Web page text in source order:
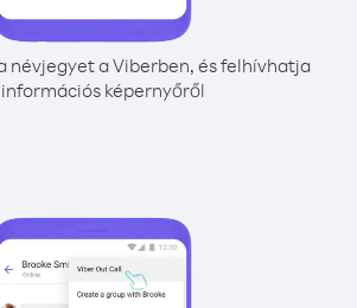
névjegyet a Viberben, és felhívhatja
képernyőről